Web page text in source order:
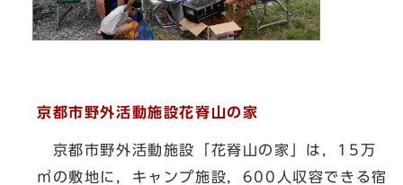
京都市野外活動施設花脊山の家
京都市野外活動施設「花脊山の家」は，15万
㎡の敷地に，キャンプ施設，600人収容できる宿